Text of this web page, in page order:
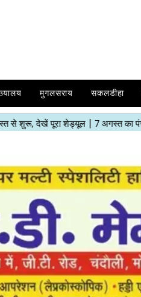
मुगलसराय सकलडीहा